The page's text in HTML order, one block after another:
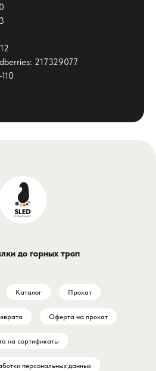
217329077
до горных троп
Каталог Прокат
Оферта на прокат
на сертификаты
персональных данных